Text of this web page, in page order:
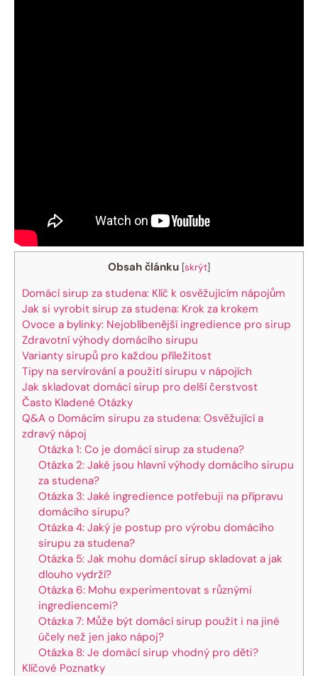
Obsah článku [skrýt]
Domácí sirup za studena: Klíč k osvěžujícím nápojům
Jak si vyrobit sirup za studena: Krok za krokem
Ovoce a bylinky: Nejoblíbenější ingredience pro sirup
Zdravotní výhody domácího sirupu
Varianty sirupů pro každou příležitost
Tipy na servírování a použití sirupu v nápojích
Jak skladovat domácí sirup pro delší čerstvost
Často Kladené Otázky
Q&A o Domácím sirupu za studena: Osvěžující a
zdravý nápoj
Otázka 1: Co je domácí sirup za studena?
Otázka 2: Jaké jsou hlavní výhody domácího sirupu
za studena?
Otázka 3: Jaké ingredience potřebuji na přípravu
domácího sirupu?
Otázka 4: Jaký je postup pro výrobu domácího
sirupu za studena?
Otázka 5: Jak mohu domácí sirup skladovat a jak
dlouho vydrží?
Otázka 6: Mohu experimentovat s různými
ingrediencemi?
Otázka 7: Může být domácí sirup použit i na jiné
účely než jen jako nápoj?
Otázka 8: Je domácí sirup vhodný pro děti?
Klíčové Poznatky